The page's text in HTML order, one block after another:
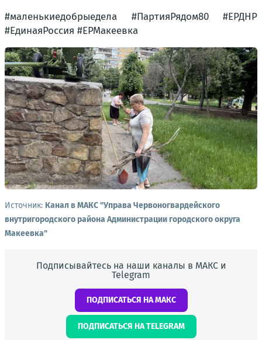
#маленькиедобрыедела #ПартияРядом80 #ЕРДНР
#ЕдинаяРоссия #ЕРМакеевка
Источник: Канал в МАКС "Управа Червоногвардейского
внутригородского района Администрации городского округа
Макеевка"
Подписывайтесь на наши каналы в МАКС и
Telegram
ПОДПИСАТЬСЯ НА МАКС
ПОДПИСАТЬСЯ НА TELEGRAM